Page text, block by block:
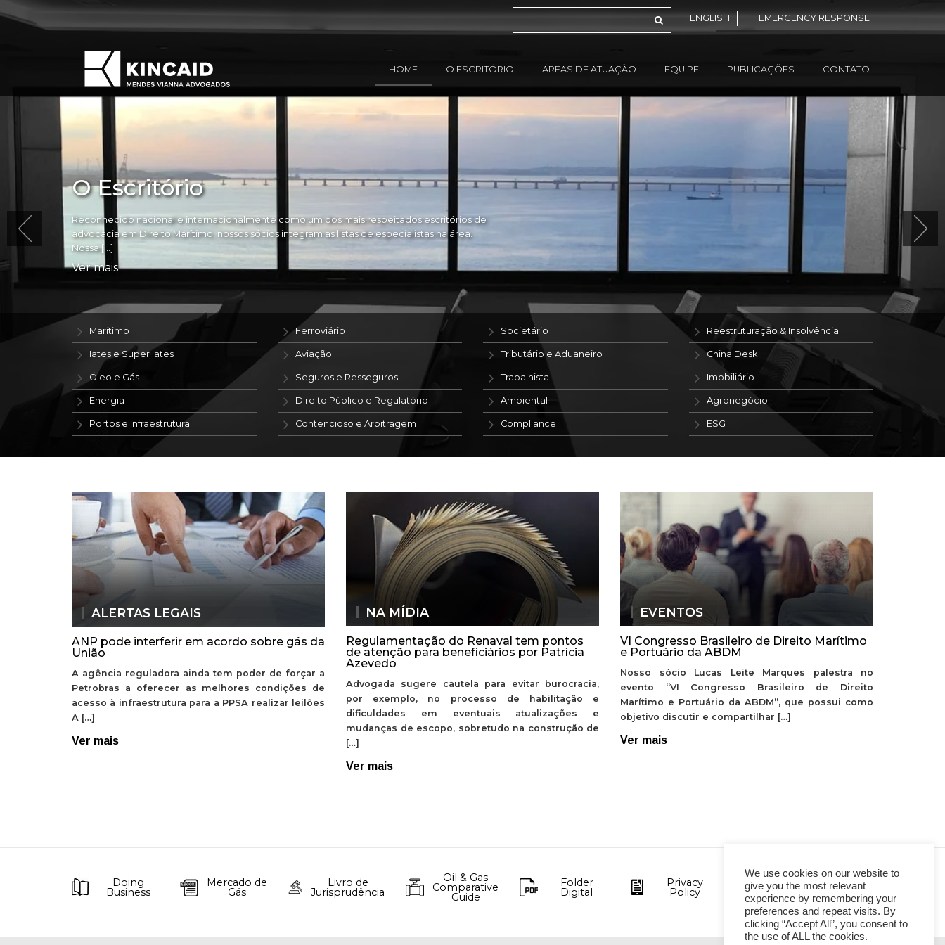
ENGLISH EMERGENCY RESPONSE
HOME O ESCRITÓRIO ÁREAS DE ATUAÇÃO EQUIPE PUBLICAÇÕES CONTATO
O Escritório
Reconhecido nacional e internacionalmente como um dos mais respeitados escritórios de
advocacia em Direito Marítimo, nossos sócios integram as listas de especialistas na área.
Nossa […]
Ver mais
Marítimo
Iates e Super Iates
Óleo e Gás
Energia
Portos e Infraestrutura
Ferroviário
Aviação
Seguros e Resseguros
Direito Público e Regulatório
Contencioso e Arbitragem
Societário
Tributário e Aduaneiro
Trabalhista
Ambiental
Compliance
Reestruturação & Insolvência
China Desk
Imobiliário
Agronegócio
ESG
ALERTAS LEGAIS
ANP pode interferir em acordo sobre gás da
União
A agência reguladora ainda tem poder de forçar a
Petrobras a oferecer as melhores condições de
acesso à infraestrutura para a PPSA realizar leilões
A […]
Ver mais
NA MÍDIA
Regulamentação do Renaval tem pontos
de atenção para beneficiários por Patrícia
Azevedo
Advogada sugere cautela para evitar burocracia,
por exemplo, no processo de habilitação e
dificuldades em eventuais atualizações e
mudanças de escopo, sobretudo na construção de
[…]
Ver mais
EVENTOS
VI Congresso Brasileiro de Direito Marítimo
e Portuário da ABDM
Nosso sócio Lucas Leite Marques palestra no
evento “VI Congresso Brasileiro de Direito
Marítimo e Portuário da ABDM”, que possui como
objetivo discutir e compartilhar […]
Ver mais
Doing
Business
Mercado de
Gás
Livro de
Jurisprudência
Oil & Gas
Comparative
Guide
Folder
Digital
Privacy
Policy
We use cookies on our website to
give you the most relevant
experience by remembering your
preferences and repeat visits. By
clicking “Accept All”, you consent to
the use of ALL the cookies.